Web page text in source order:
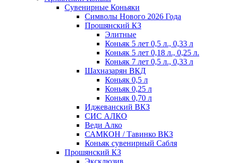
Сувенирные Коньяки
Символы Нового 2026 Года
Прошянский КЗ
Элитные
Коньяк 5 лет 0,5 л., 0,33 л
Коньяк 5 лет 0,18 л., 0,25 л.
Коньяк 7 лет 0,5 л., 0,33 л
Шахназарян ВКД
Коньяк 0,5 л
Коньяк 0,25 л
Коньяк 0,70 л
Иджеванский ВКЗ
СИС АЛКО
Веди Алко
САМКОН / Тавинко ВКЗ
Коньяк сувенирный Сабля
Прошянский КЗ
Эксклюзив